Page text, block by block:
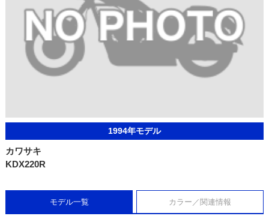
1994年モデル
カワサキ
KDX220R
モデル一覧 カラー／関連情報